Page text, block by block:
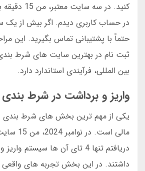
کنید. در سه
در حساب کاربری دیدم. اگر بیش از
حتماً با پشتیبانی تماس بگیرید. این
ثبت نام در بهترین سایت های شرط
بین المللی، فرآیندی استاندارد دارد.
واریز و برداشت در شرط
یکی از مهم ترین بخش های شرط بندی
مالی است.
دریافتم تنها 4 تای آن ها سیستم
داشتند. در این بخش تجربه های واقعی